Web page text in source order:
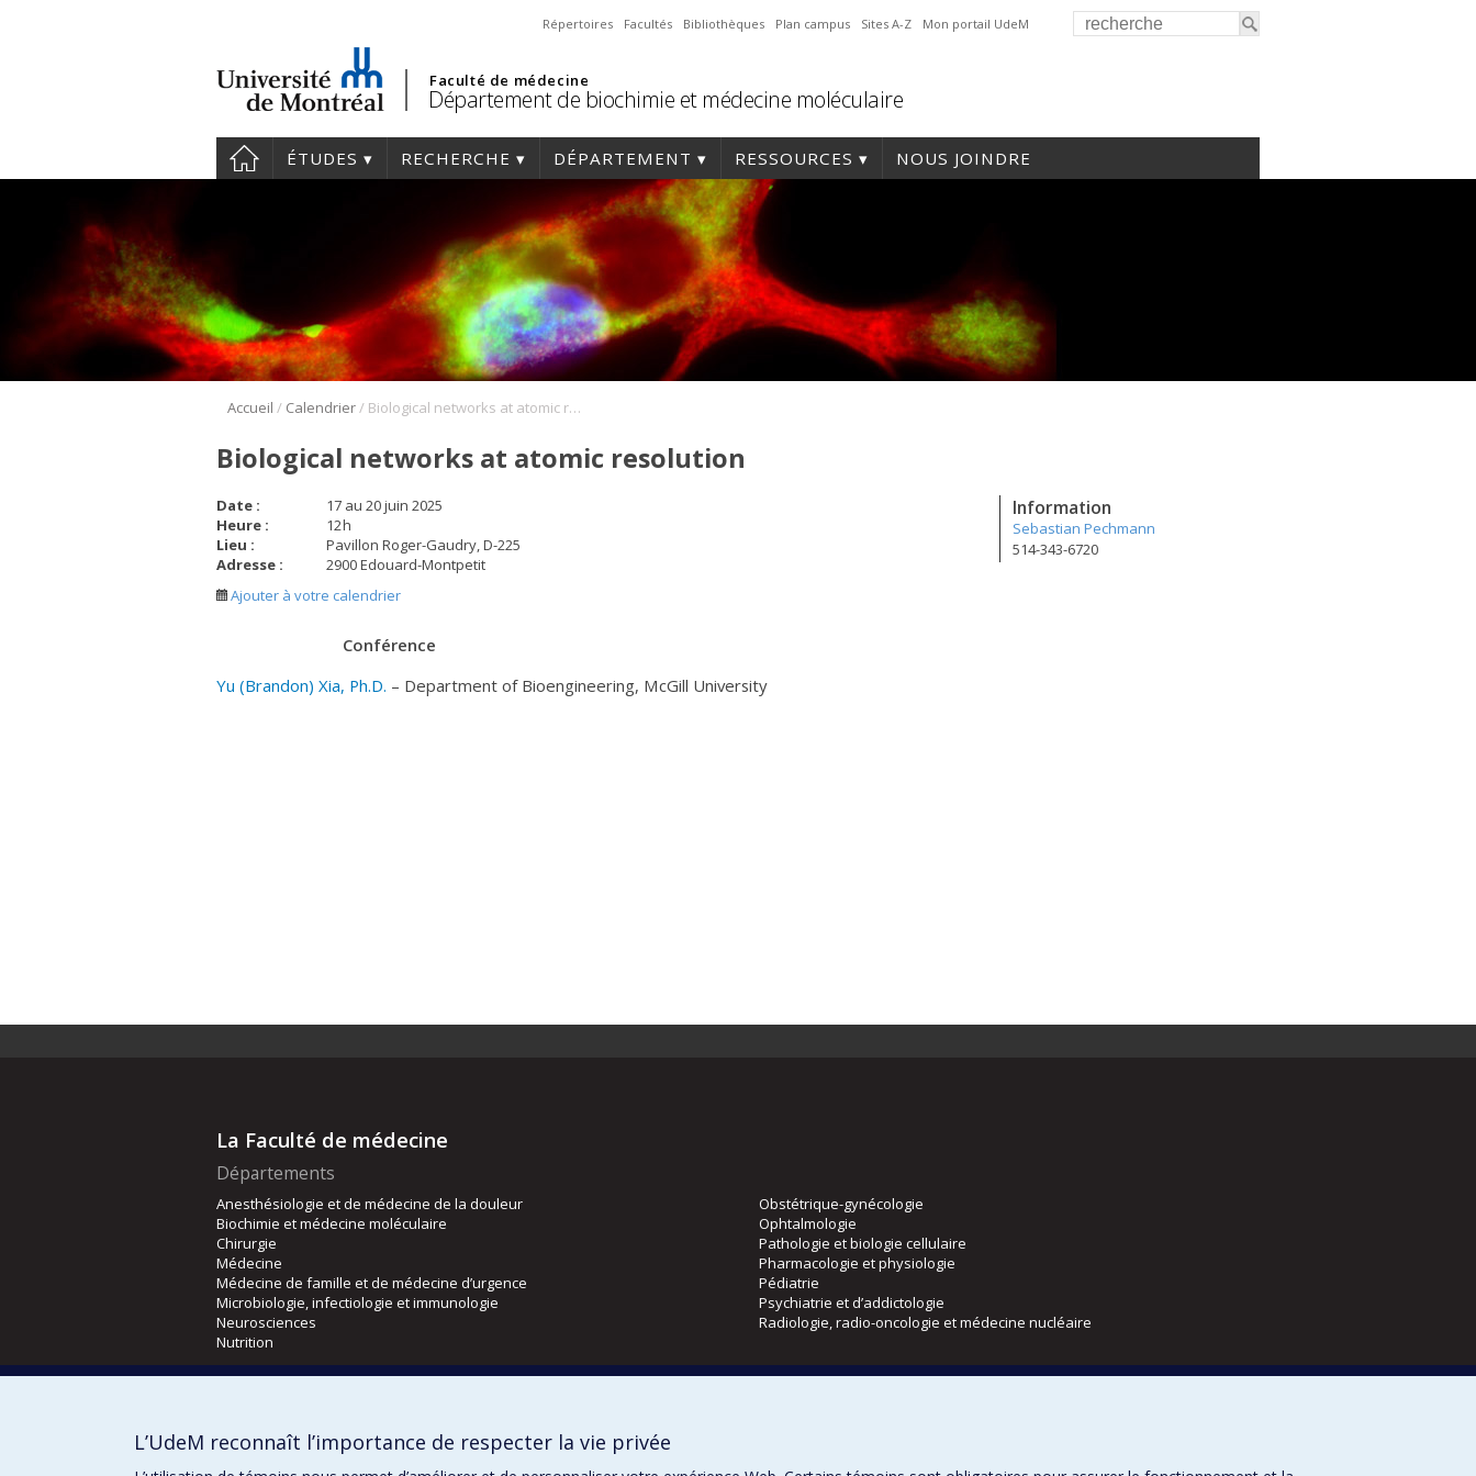
Répertoires Facultés Bibliothèques Plan campus Sites A-Z Mon portail UdeM
Faculté de médecine
Département de biochimie et médecine moléculaire
ÉTUDES RECHERCHE DÉPARTEMENT RESSOURCES NOUS JOINDRE
Accueil / Calendrier/ Biological networks at atomic resolution
Biological networks at atomic resolution
Date :
17 au 20 juin 2025
Heure :
12h
Lieu :
Pavillon Roger-Gaudry, D-225
Adresse :
2900 Edouard-Montpetit
Ajouter à votre calendrier
Information
Sebastian Pechmann
514-343-6720
Conférence
Yu (Brandon) Xia, Ph.D. – Department of Bioengineering, McGill University
La Faculté de médecine
Départements
Anesthésiologie et de médecine de la douleur
Biochimie et médecine moléculaire
Chirurgie
Médecine
Médecine de famille et de médecine d’urgence
Microbiologie, infectiologie et immunologie
Neurosciences
Nutrition
Obstétrique-gynécologie
Ophtalmologie
Pathologie et biologie cellulaire
Pharmacologie et physiologie
Pédiatrie
Psychiatrie et d’addictologie
Radiologie, radio-oncologie et médecine nucléaire
Orthophonie et audiologie
L’UdeM reconnaît l’importance de respecter la vie privée